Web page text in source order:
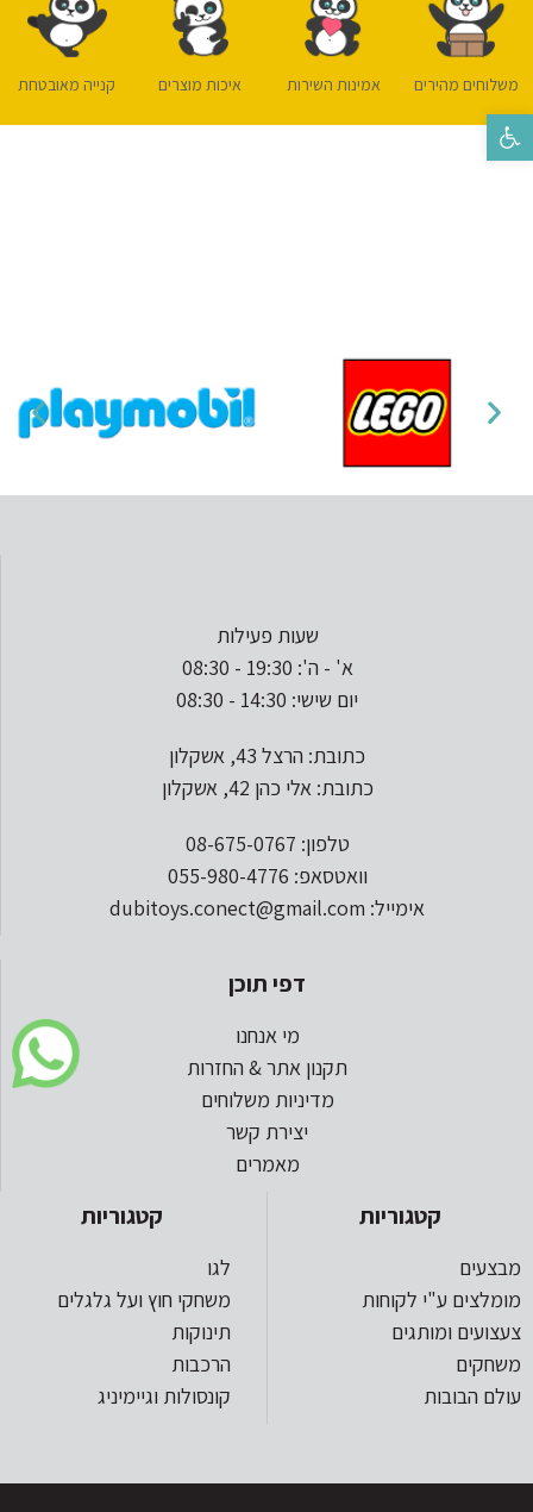
פתח סרגל נגישות
משלוחים מהירים אמינות השירות איכות מוצרים קנייה מאובטחת
שעות פעילות
א' - ה': 19:30 - 08:30
יום שישי: 14:30 - 08:30
כתובת: הרצל 43, אשקלון
כתובת: אלי כהן 42, אשקלון
טלפון: 08-675-0767
וואטסאפ: 055-980-4776
אימייל: dubitoys.conect@gmail.com
דפי תוכן
מי אנחנו
תקנון אתר & החזרות
מדיניות משלוחים
יצירת קשר
מאמרים
קטגוריות
מבצעים
מומלצים ע"י לקוחות
צעצועים ומותגים
משחקים
עולם הבובות
קטגוריות
לגו
משחקי חוץ ועל גלגלים
תינוקות
הרכבות
קונסולות וגיימיניג